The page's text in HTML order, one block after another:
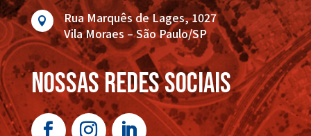

Rua Marquês de Lages, 1027
Vila Moraes – São Paulo/SP
nossas redes sociais